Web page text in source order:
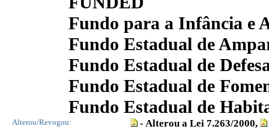
Fundo para a Infância e
Fundo Estadual de
Fundo Estadual de
Fundo Estadual de
Fundo Estadual de
Alterou/Revogou: - Alterou a Lei 7.263/2000,